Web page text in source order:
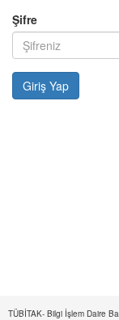
Şifre
TÜBİTAK- Bilgi İşlem Daire